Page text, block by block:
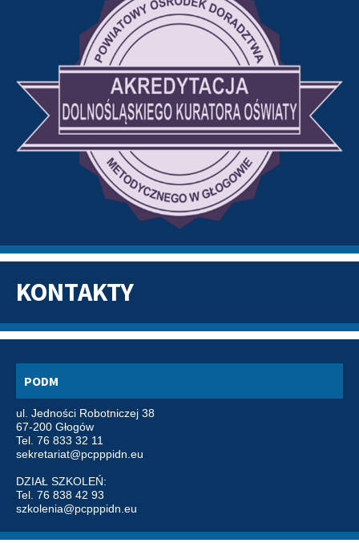
KONTAKTY
PODM
ul. Jedności Robotniczej 38
67-200 Głogów
Tel. 76 833 32 11
sekretariat@pcpppidn.eu
DZIAŁ SZKOLEŃ:
Tel. 76 838 42 93
szkolenia@pcpppidn.eu